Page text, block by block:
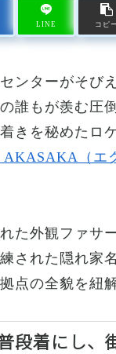
LINE コピ
ンターがそび
誰もが羨む圧
きを秘めたロ
（エ
た外観ファサ
された隠れ家
点の全貌を紐
着にし、